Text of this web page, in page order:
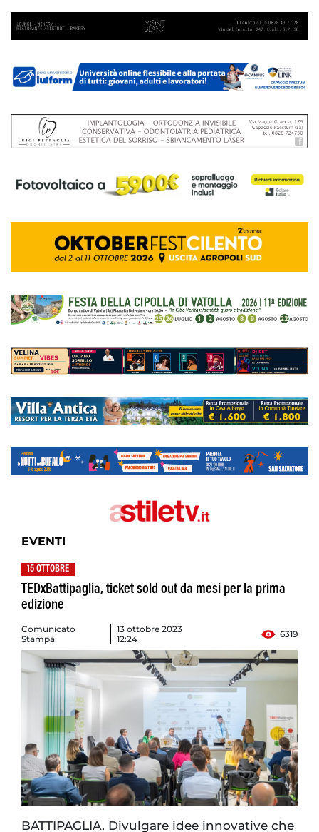
EVENTI
15 OTTOBRE
TEDxBattipaglia, ticket sold out da mesi per la prima
edizione
Comunicato
Stampa
13 ottobre 2023
12:24
6319
BATTIPAGLIA. Divulgare idee innovative che